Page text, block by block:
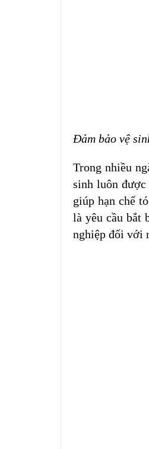
Đảm bảo vệ
Trong nhiều
sinh luôn được
giúp hạn chế
là yêu cầu bắt
nghiệp đối với